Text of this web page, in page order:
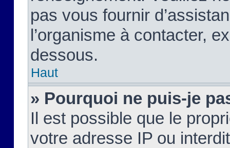
pas vous fournir
l’organisme à contacter,
dessous.
Haut
» Pourquoi ne puis-je
Il est possible que le
votre adresse IP ou